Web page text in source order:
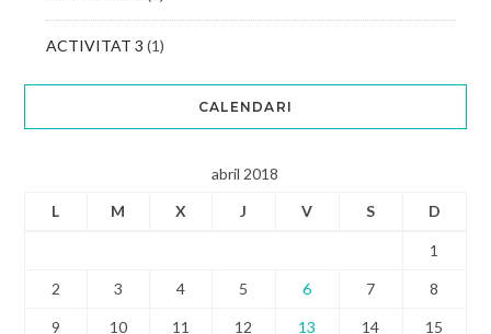
ACTIVITAT 3 (1)
CALENDARI
abril 2018
L
M X J V S D
1
2 3 4 5 6 7 8
9 10 11 12 13 14 15